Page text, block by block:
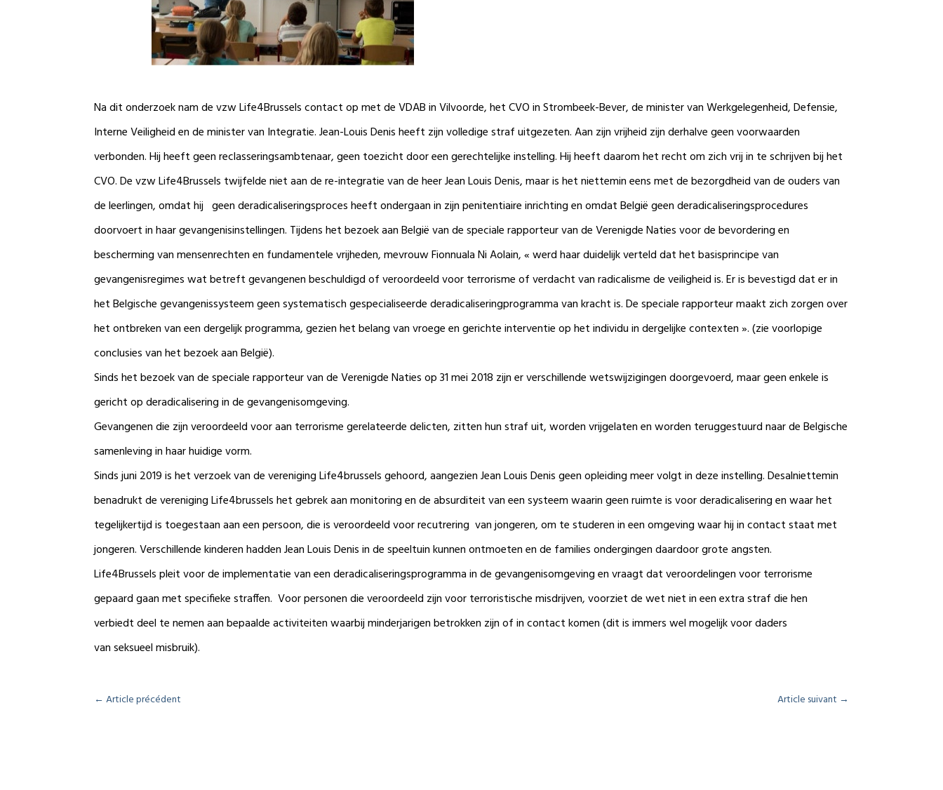
Na dit onderzoek nam de vzw Life4Brussels contact op met de VDAB in Vilvoorde, het CVO in Strombeek-Bever, de minister van Werkgelegenheid, Defensie,
Interne Veiligheid en de minister van Integratie. Jean-Louis Denis heeft zijn volledige straf uitgezeten. Aan zijn vrijheid zijn derhalve geen voorwaarden
verbonden. Hij heeft geen reclasseringsambtenaar, geen toezicht door een gerechtelijke instelling. Hij heeft daarom het recht om zich vrij in te schrijven bij het
CVO. De vzw Life4Brussels twijfelde niet aan de re-integratie van de heer Jean Louis Denis, maar is het niettemin eens met de bezorgdheid van de ouders van
de leerlingen, omdat hij geen deradicaliseringsproces heeft ondergaan in zijn penitentiaire inrichting en omdat België geen deradicaliseringsprocedures
doorvoert in haar gevangenisinstellingen. Tijdens het bezoek aan België van de speciale rapporteur van de Verenigde Naties voor de bevordering en
bescherming van mensenrechten en fundamentele vrijheden, mevrouw Fionnuala Ni Aolain, « werd haar duidelijk verteld dat het basisprincipe van
gevangenisregimes wat betreft gevangenen beschuldigd of veroordeeld voor terrorisme of verdacht van radicalisme de veiligheid is. Er is bevestigd dat er in
het Belgische gevangenissysteem geen systematisch gespecialiseerde deradicaliseringprogramma van kracht is. De speciale rapporteur maakt zich zorgen over
het ontbreken van een dergelijk programma, gezien het belang van vroege en gerichte interventie op het individu in dergelijke contexten ». (zie voorlopige
conclusies van het bezoek aan België).
Sinds het bezoek van de speciale rapporteur van de Verenigde Naties op 31 mei 2018 zijn er verschillende wetswijzigingen doorgevoerd, maar geen enkele is
gericht op deradicalisering in de gevangenisomgeving.
Gevangenen die zijn veroordeeld voor aan terrorisme gerelateerde delicten, zitten hun straf uit, worden vrijgelaten en worden teruggestuurd naar de Belgische
samenleving in haar huidige vorm.
Sinds juni 2019 is het verzoek van de vereniging Life4brussels gehoord, aangezien Jean Louis Denis geen opleiding meer volgt in deze instelling. Desalniettemin
benadrukt de vereniging Life4brussels het gebrek aan monitoring en de absurditeit van een systeem waarin geen ruimte is voor deradicalisering en waar het
tegelijkertijd is toegestaan aan een persoon, die is veroordeeld voor recutrering van jongeren, om te studeren in een omgeving waar hij in contact staat met
jongeren. Verschillende kinderen hadden Jean Louis Denis in de speeltuin kunnen ontmoeten en de families ondergingen daardoor grote angsten.
Life4Brussels pleit voor de implementatie van een deradicaliseringsprogramma in de gevangenisomgeving en vraagt ​​dat veroordelingen voor terrorisme
gepaard gaan met specifieke straffen. Voor personen die veroordeeld zijn voor terroristische misdrijven, voorziet de wet niet in een extra straf die hen
verbiedt deel te nemen aan bepaalde activiteiten waarbij minderjarigen betrokken zijn of in contact komen (dit is immers wel mogelijk voor daders
van seksueel misbruik).
←Article précédent Article suivant →